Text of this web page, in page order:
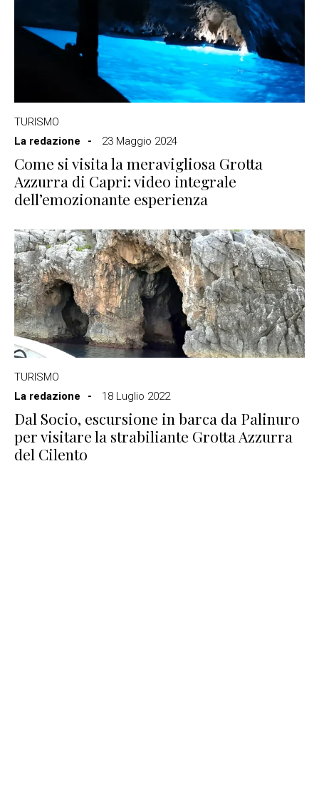
TURISMO
La redazione
23 Maggio 2024
Come si visita la meravigliosa Grotta
Azzurra di Capri: video integrale
dell’emozionante esperienza
TURISMO
La redazione
18 Luglio 2022
Dal Socio, escursione in barca da Palinuro
per visitare la strabiliante Grotta Azzurra
del Cilento